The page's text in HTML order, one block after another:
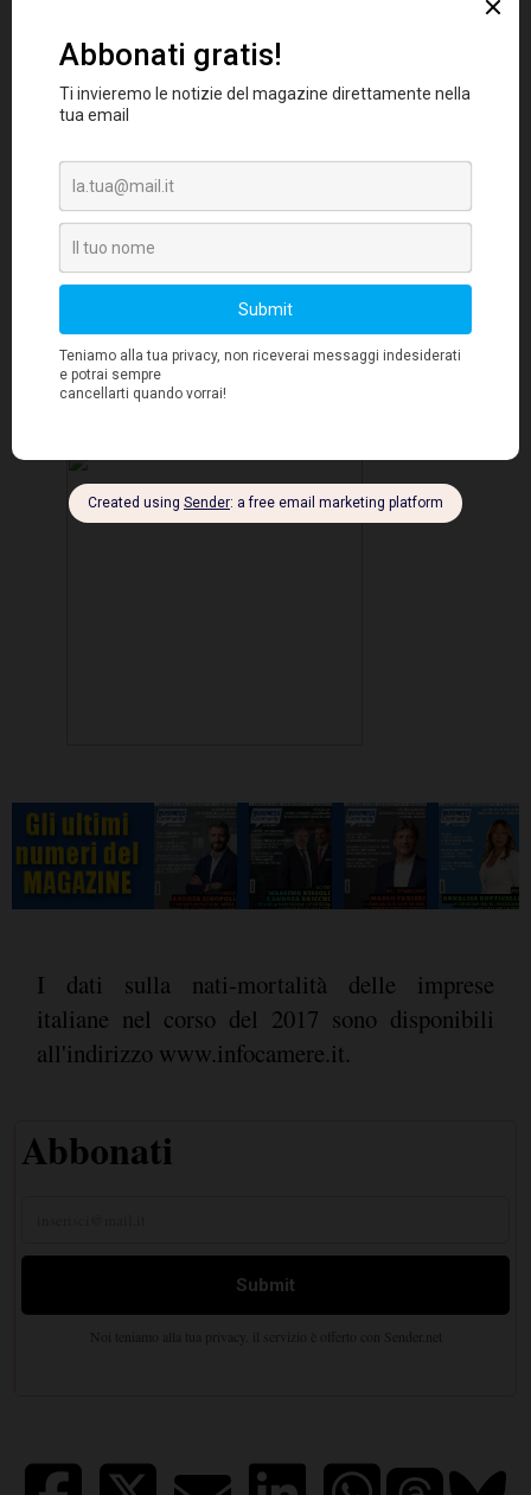
(+1.284). "I dati sulle aperture e chiusure delle
imprese nel corso del 2017 mostrano che gli
italiani continuano a credere nel fare impresa",
sottolinea il
Ivan Lo Bello. "E anche il Sud del nostro
Paese mostra segnali di miglioramento. Per
questo - aggiunge Lo Bello -occorre aiutare
gli imprenditori a tenere il passo con i
cambiamenti che sempre più rapidamente
investono il mondo dell'economia.46mila
imprese in più rispetto al 2016 sono un segnale
che l'Italia sta riprendendo la via della
I dati sulla nati-mortalità delle imprese
italiane nel corso del 2017 sono disponibili
all'indirizzo www.infocamere.it.